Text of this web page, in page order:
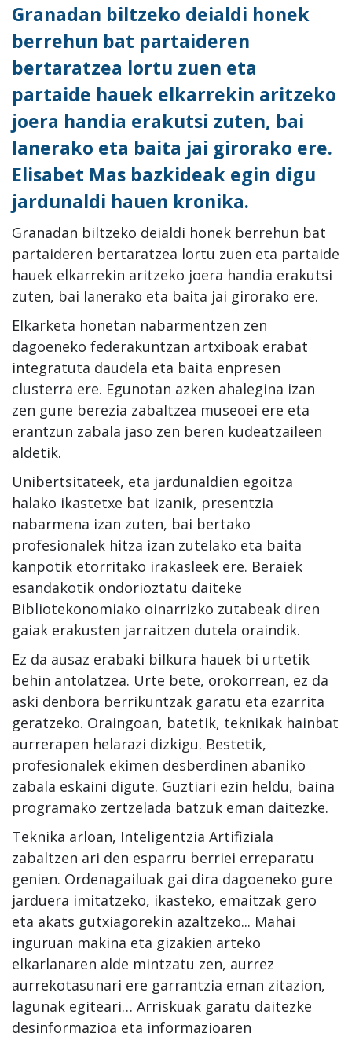
Granadan biltzeko deialdi honek
berrehun bat partaideren
bertaratzea lortu zuen eta
partaide hauek elkarrekin aritzeko
joera handia erakutsi zuten, bai
lanerako eta baita jai girorako ere.
Elisabet Mas bazkideak egin digu
jardunaldi hauen kronika.
Granadan biltzeko deialdi honek berrehun bat
partaideren bertaratzea lortu zuen eta partaide
hauek elkarrekin aritzeko joera handia erakutsi
zuten, bai lanerako eta baita jai girorako ere.
Elkarketa honetan nabarmentzen zen
dagoeneko federakuntzan artxiboak erabat
integratuta daudela eta baita enpresen
clusterra ere. Egunotan azken ahalegina izan
zen gune berezia zabaltzea museoei ere eta
erantzun zabala jaso zen beren kudeatzaileen
aldetik.
Unibertsitateek, eta jardunaldien egoitza
halako ikastetxe bat izanik, presentzia
nabarmena izan zuten, bai bertako
profesionalek hitza izan zutelako eta baita
kanpotik etorritako irakasleek ere. Beraiek
esandakotik ondorioztatu daiteke
Bibliotekonomiako oinarrizko zutabeak diren
gaiak erakusten jarraitzen dutela oraindik.
Ez da ausaz erabaki bilkura hauek bi urtetik
behin antolatzea. Urte bete, orokorrean, ez da
aski denbora berrikuntzak garatu eta ezarrita
geratzeko. Oraingoan, batetik, teknikak hainbat
aurrerapen helarazi dizkigu. Bestetik,
profesionalek ekimen desberdinen abaniko
zabala eskaini digute. Guztiari ezin heldu, baina
programako zertzelada batzuk eman daitezke.
Teknika arloan, Inteligentzia Artifiziala
zabaltzen ari den esparru berriei erreparatu
genien. Ordenagailuak gai dira dagoeneko gure
jarduera imitatzeko, ikasteko, emaitzak gero
eta akats gutxiagorekin azaltzeko... Mahai
inguruan makina eta gizakien arteko
elkarlanaren alde mintzatu zen, aurrez
aurrekotasunari ere garrantzia eman zitazion,
lagunak egiteari… Arriskuak garatu daitezke
desinformazioa eta informazioaren